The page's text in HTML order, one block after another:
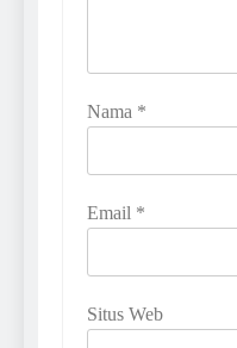
Nama *
Email *
Situs Web